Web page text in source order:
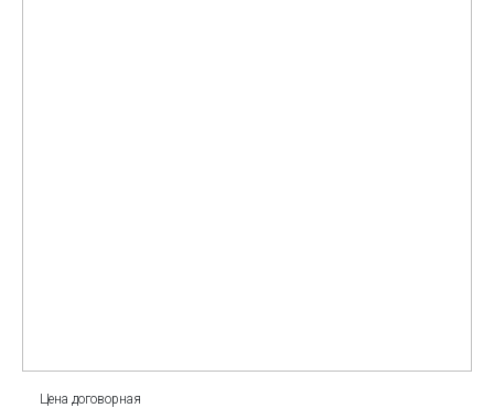
Цена договорная